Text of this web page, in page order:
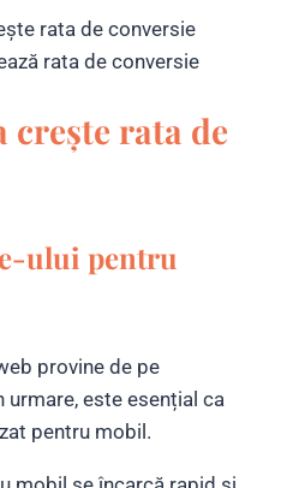
rata de conversie
rata de conversie
crește rata de
ului pentru
provine de pe
este esențial ca
pentru mobil.